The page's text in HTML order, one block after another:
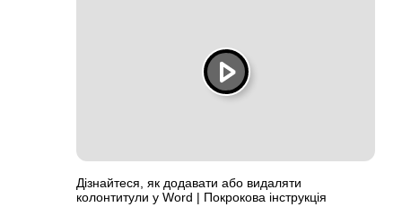
Дізнайтеся, як додавати або видаляти
колонтитули у Word | Покрокова інструкція